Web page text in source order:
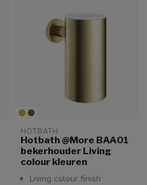
HOTBATH
Hotbath @More BAA01
bekerhouder Living
colour kleuren
Living colour finish